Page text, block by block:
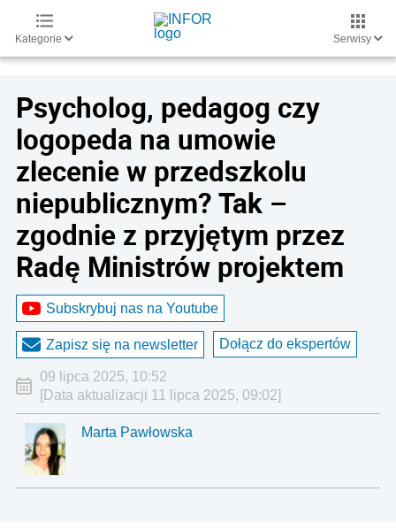
Kategorie Serwisy
Psycholog, pedagog czy
logopeda na umowie
zlecenie w przedszkolu
niepublicznym? Tak –
zgodnie z przyjętym przez
Radę Ministrów projektem
Subskrybuj nas na Youtube
Zapisz się na newsletter Dołącz do ekspertów
09 lipca 2025, 10:52
[Data aktualizacji 11 lipca 2025, 09:02]
Marta Pawłowska